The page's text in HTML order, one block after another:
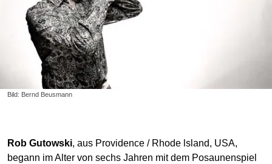
Bild: Bernd Beusmann
Rob Gutowski, aus Providence / Rhode lsland, USA,
begann im Alter von sechs Jahren mit dem Posaunenspiel